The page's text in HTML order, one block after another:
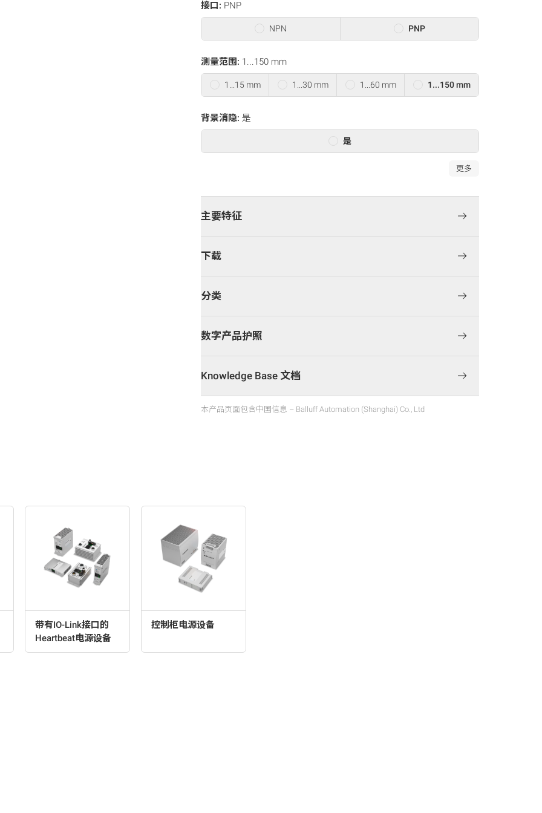
接口: PNP
NPN PNP
测量范围: 1...150 mm
1...15 mm 1...30 mm 1...60 mm 1...150 mm
背景消隐: 是
是
更多
主要特征
下载
分类
数字产品护照
Knowledge Base 文档
本产品页面包含中国信息 – Balluff Automation (Shanghai) Co., Ltd
带有IO-Link接口的
Heartbeat电源设备
控制柜电源设备